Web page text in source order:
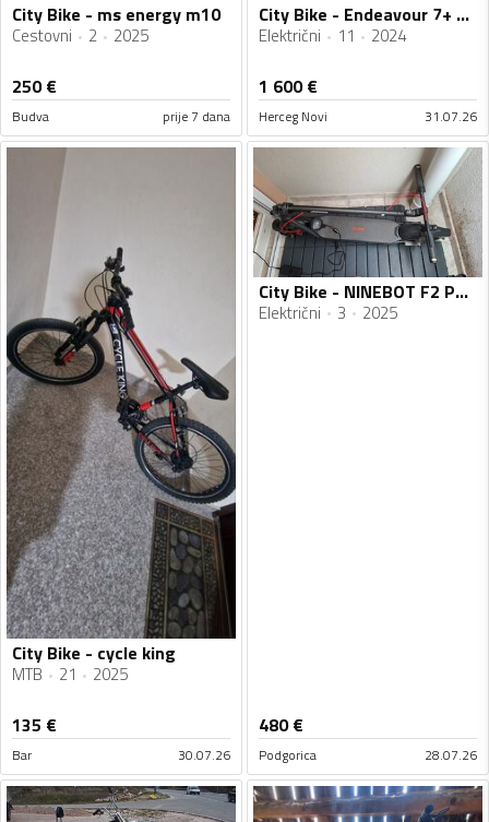
City Bike - ms energy m10
Cestovni 2 2025
250€
Budva prije 7 dana
City Bike - Endeavour 7+ Move
Električni 11 2024
1 600€
Herceg Novi 31.07.26
City Bike - cycle king
MTB 21 2025
135 €
Bar 30.07.26
City Bike - NINEBOT F2 PRO E II
Električni 3 2025
480€
Podgorica 28.07.26